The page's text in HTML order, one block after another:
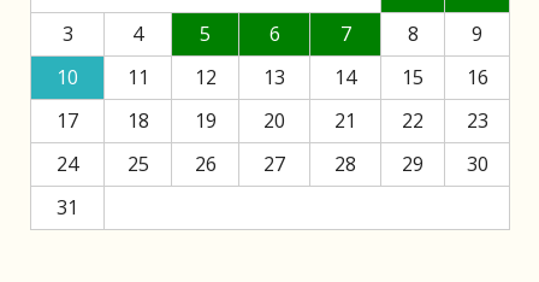
3
4 5 6 7 8
9
10
11 12 13 14 15
16
17
18 19 20 21 22
23
24
25 26 27 28 29
30
31